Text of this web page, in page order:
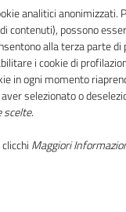
2024
maggio 2024
il
analitici anonimizzati.
contenuti), possono
alla terza parte
i cookie di
in ogni momento
selezionato o
scelte.
Maggiori